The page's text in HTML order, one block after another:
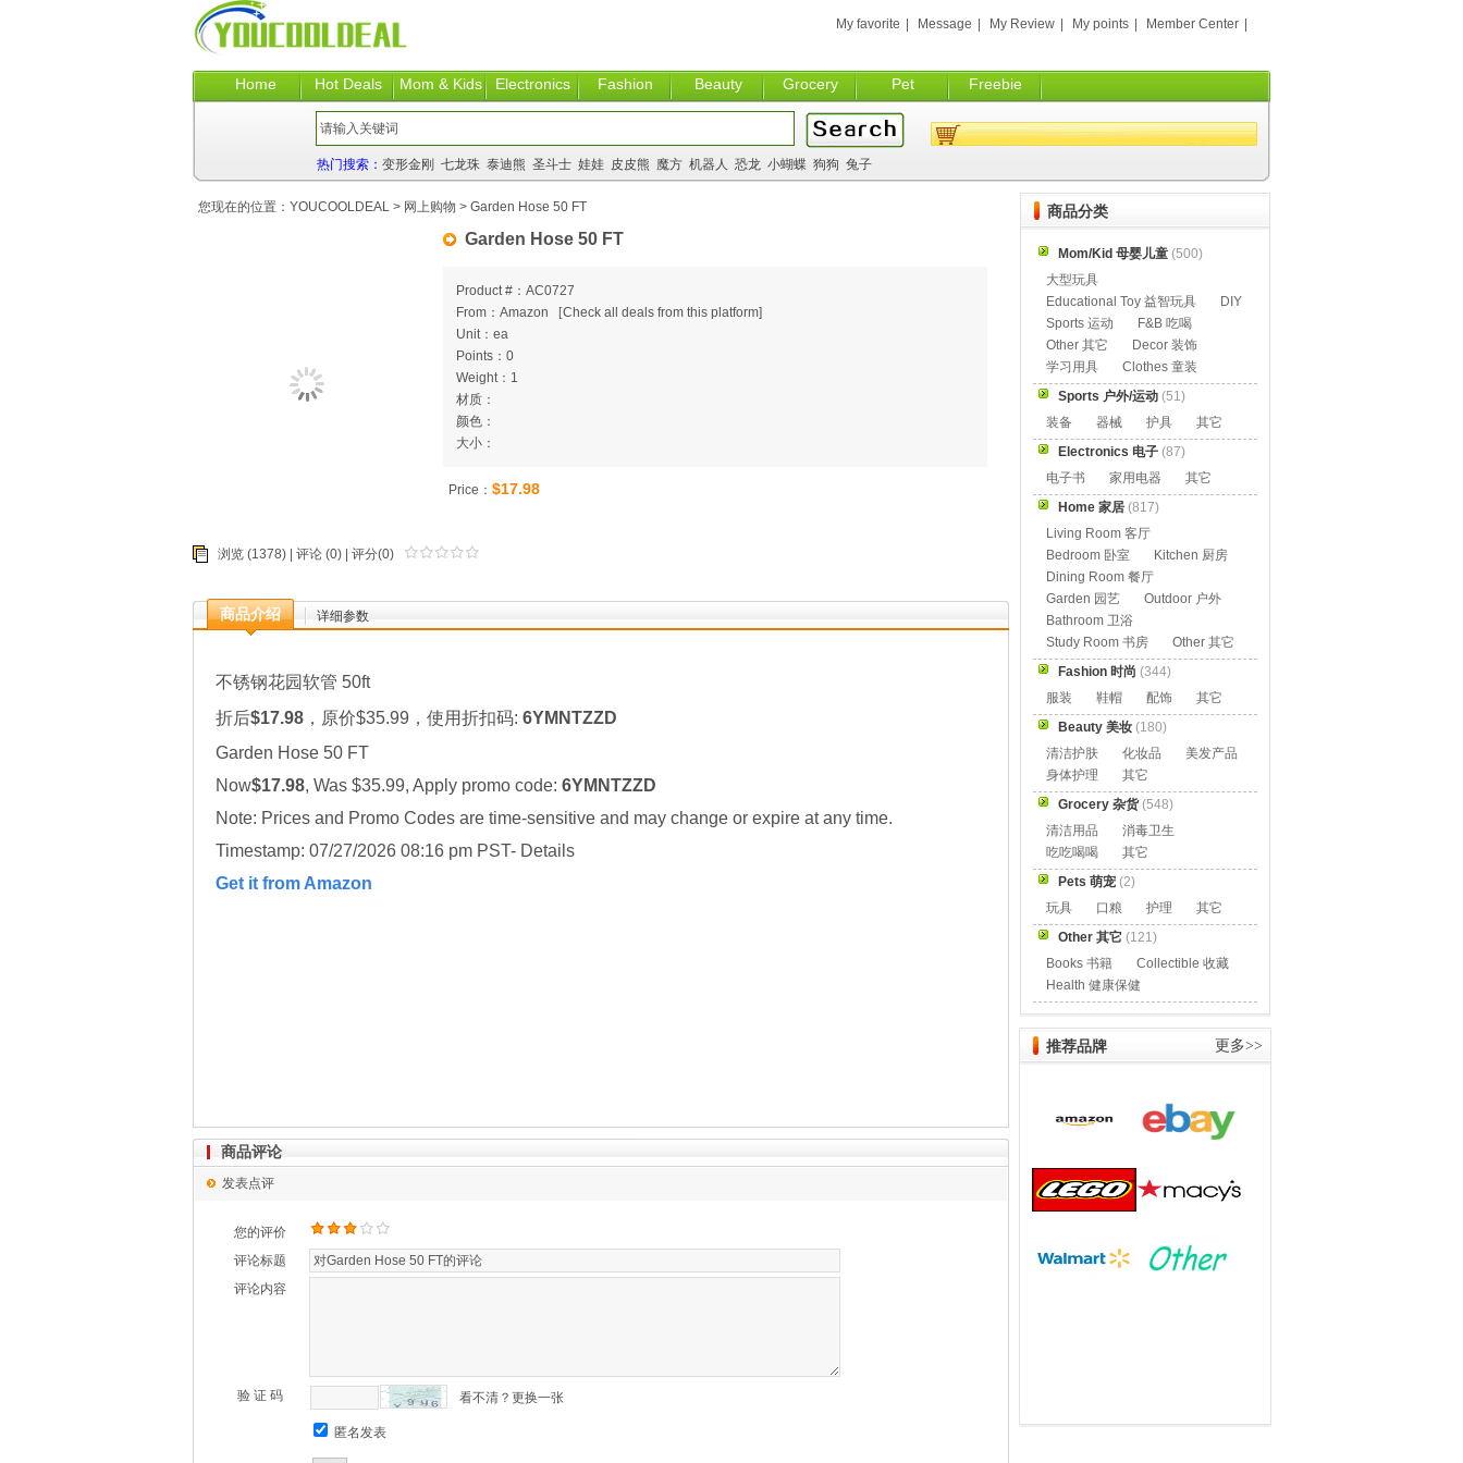
Home Hot Deals Mom & Kids Electronics Fashion Beauty Grocery Pet Freebie
My favorite Message My Review My points Member Center
热门搜索： 变形金刚 七龙珠 泰迪熊 圣斗士 娃娃 皮皮熊 魔方 机器人 恐龙 小蝴蝶 狗狗 兔子
Garden Hose 50 FT
Product #：AC0727
From：Amazon
[Check all deals from this platform]
Unit：ea
Points：0
Weight：1
材质：
颜色：
大小：
Price： $17.98
浏览 (1378) | 评论 (0) | 评分(0)
商品介绍 详细参数
不锈钢花园软管 50ft
折后$17.98 ，原价$35.99，使用折扣码: 6YMNTZZD
Garden Hose 50 FT
Now$17.98, Was $35.99, Apply promo code: 6YMNTZZD
Note: Prices and Promo Codes are time-sensitive and may change or expire at any time.
Timestamp: 07/27/2026 08:16 pm PST- Details
Get it from Amazon
您现在的位置： YOUCOOLDEAL > 网上购物 > Garden Hose 50 FT
商品评论
发表点评
您的评价
评论标题
评论内容
验 证 码 看不清？更换一张
匿名发表
商品分类
Mom/Kid 母婴儿童 (500)
大型玩具
Educational Toy 益智玩具
DIY
Sports 运动
F&B 吃喝
Other 其它
Decor 装饰
学习用具
Clothes 童装
Sports 户外/运动 (51)
装备
器械 护具
其它
Electronics 电子 (87)
电子书
家用电器
其它
Home 家居 (817)
Living Room 客厅
Bedroom 卧室
Kitchen 厨房
Dining Room 餐厅
Garden 园艺
Outdoor 户外
Bathroom 卫浴
Study Room 书房
Other 其它
Fashion 时尚 (344)
服装
鞋帽 配饰
其它
Beauty 美妆 (180)
清洁护肤
化妆品
美发产品
身体护理
其它
Grocery 杂货(548)
清洁用品
消毒卫生
吃吃喝喝
其它
Pets 萌宠 (2)
玩具
口粮 护理
其它
Other 其它 (121)
Books 书籍
Collectible 收藏
Health 健康保健
推荐品牌 更多>>